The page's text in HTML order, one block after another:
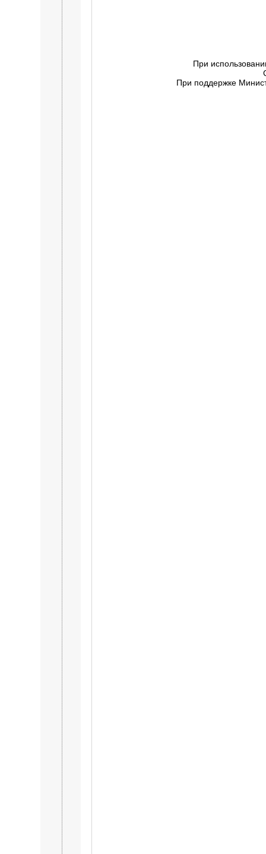
При
При поддержке